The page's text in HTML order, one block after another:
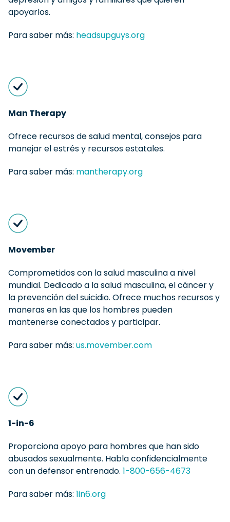
apoyarlos.
Para saber más: headsupguys.org
Man Therapy
Ofrece recursos de salud mental, consejos para
manejar el estrés y recursos estatales.
Para saber más: mantherapy.org
Movember
Comprometidos con la salud masculina a nivel
mundial. Dedicado a la salud masculina, el cáncer y
la prevención del suicidio. Ofrece muchos recursos y
maneras en las que los hombres pueden
mantenerse conectados y participar.
Para saber más: us.movember.com
1-in-6
Proporciona apoyo para hombres que han sido
abusados sexualmente. Habla confidencialmente
con un defensor entrenado. 1-800-656-4673
Para saber más: 1in6.org